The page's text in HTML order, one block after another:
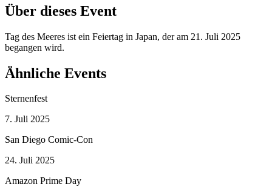
Über dieses Event
Tag des Meeres ist ein Feiertag in Japan, der am 21. Juli 2025
begangen wird.
Ähnliche Events
Sternenfest
7. Juli 2025
San Diego Comic-Con
24. Juli 2025
Amazon Prime Day